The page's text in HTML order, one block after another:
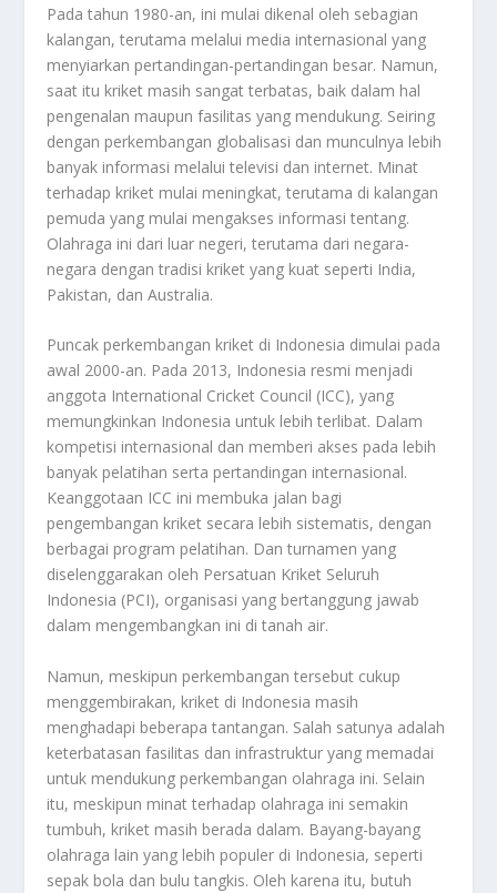
Pada tahun 1980-an, ini mulai dikenal oleh sebagian
kalangan, terutama melalui media internasional yang
menyiarkan pertandingan-pertandingan besar. Namun,
saat itu kriket masih sangat terbatas, baik dalam hal
pengenalan maupun fasilitas yang mendukung. Seiring
dengan perkembangan globalisasi dan munculnya lebih
banyak informasi melalui televisi dan internet. Minat
terhadap kriket mulai meningkat, terutama di kalangan
pemuda yang mulai mengakses informasi tentang.
Olahraga ini dari luar negeri, terutama dari negara-
negara dengan tradisi kriket yang kuat seperti India,
Pakistan, dan Australia.
Puncak perkembangan kriket di Indonesia dimulai pada
awal 2000-an. Pada 2013, Indonesia resmi menjadi
anggota International Cricket Council (ICC), yang
memungkinkan Indonesia untuk lebih terlibat. Dalam
kompetisi internasional dan memberi akses pada lebih
banyak pelatihan serta pertandingan internasional.
Keanggotaan ICC ini membuka jalan bagi
pengembangan kriket secara lebih sistematis, dengan
berbagai program pelatihan. Dan turnamen yang
diselenggarakan oleh Persatuan Kriket Seluruh
Indonesia (PCI), organisasi yang bertanggung jawab
dalam mengembangkan ini di tanah air.
Namun, meskipun perkembangan tersebut cukup
menggembirakan, kriket di Indonesia masih
menghadapi beberapa tantangan. Salah satunya adalah
keterbatasan fasilitas dan infrastruktur yang memadai
untuk mendukung perkembangan olahraga ini. Selain
itu, meskipun minat terhadap olahraga ini semakin
tumbuh, kriket masih berada dalam. Bayang-bayang
olahraga lain yang lebih populer di Indonesia, seperti
sepak bola dan bulu tangkis. Oleh karena itu, butuh